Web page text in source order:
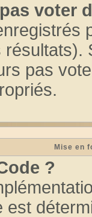
voter
pas
Mise en
?
est